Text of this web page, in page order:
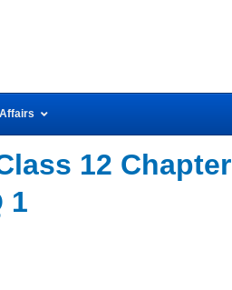
Class 12 Chapter
1